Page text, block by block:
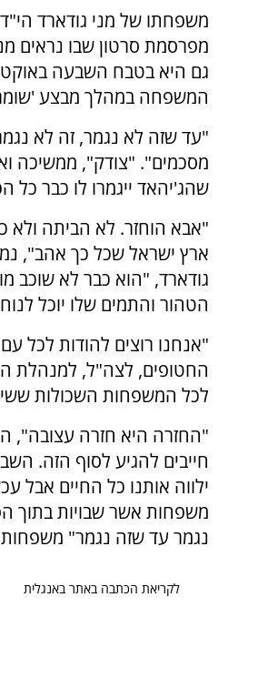
משפחתו של מני גודארד
מפרסמת סרטון שבו נראים
גם היא בטבח השבעה
המשפחה במהלך מבצע
"עד שזה לא נגמר, זה לא
מסכמים". "צודק", ממשיכה
שהג'יהאד ייגמרו לו כבר כל
"אבא הוחזר. לא הביתה ולא
ארץ ישראל שכל כך אהב",
הטהור והתמים שלו יוכל
"אנחנו רוצים להודות לכל
החטופים, לצה"ל, למנהלת
לכל המשפחות השכולות
"החזרה היא חזרה עצובה",
חייבים להגיע לסוף הזה.
ילווה אותנו כל החיים אבל
משפחות אשר שבויות בתוך
נגמר עד שזה נגמר" משפחות
לקריאת הכתבה באתר באנגלית